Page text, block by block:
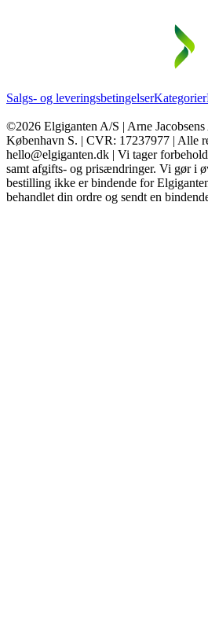
Salgs- og leveringsbetingelserKategorier
©2026 Elgiganten A/S | Arne
København S. | CVR: 17237977 | Alle
hello@elgiganten.dk | Vi tager
samt afgifts- og prisændringer. Vi gør i
bestilling ikke er bindende for
behandlet din ordre og sendt en